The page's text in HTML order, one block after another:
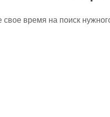
свое время на поиск